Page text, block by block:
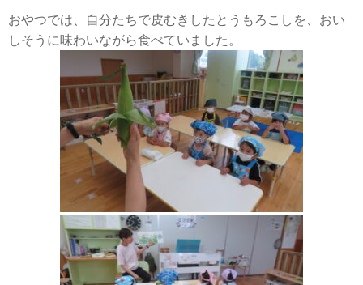
おやつでは、自分たちで皮むきしたとうもろこしを、おい
しそうに味わいながら食べていました。